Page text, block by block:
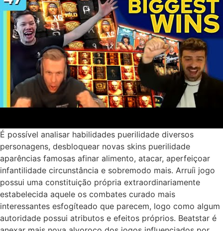
É possível analisar habilidades puerilidade diversos
personagens, desbloquear novas skins puerilidade
aparências famosas afinar alimento, atacar, aperfeiçoar
infantilidade circunstância e sobremodo mais. Arruíi jogo
possui uma constituição própria extraordinariamente
estabelecida aquele os combates curado mais
interessantes esfogíteado que parecem, logo como algum
autoridade possui atributos e efeitos próprios. Beatstar é